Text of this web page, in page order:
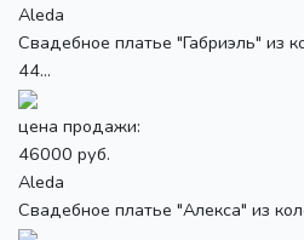
Aleda
Свадебное платье "Габриэль" из
44...
цена продажи:
46000 руб.
Aleda
Свадебное платье "Алекса" из